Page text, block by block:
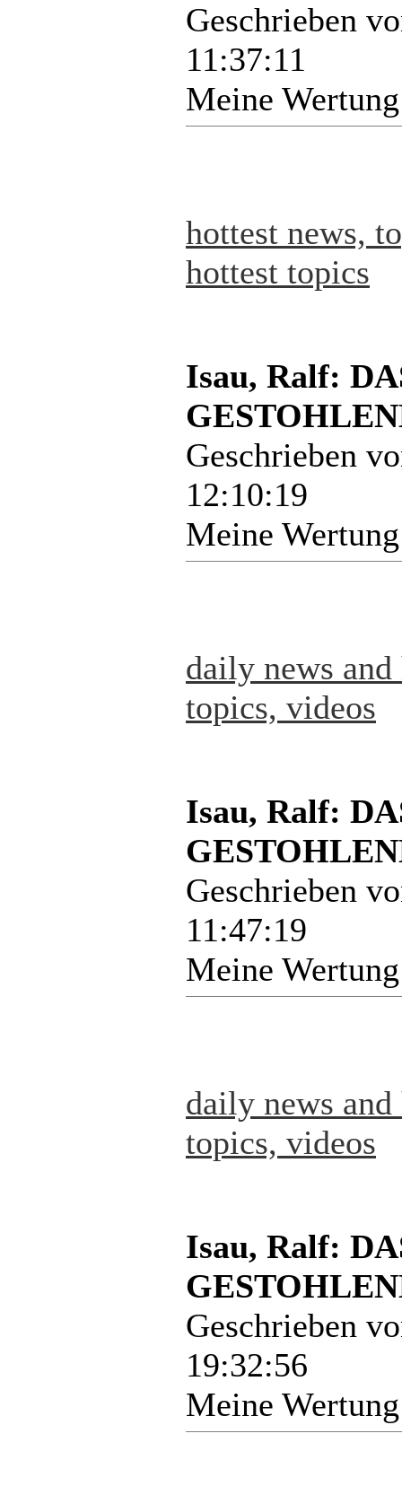
Geschrieben
11:37:11
Meine
hottest news,
hottest topics
Isau, Ralf:
Geschrieben
12:10:19
Meine
daily news
topics, videos
Isau, Ralf:
Geschrieben
11:47:19
Meine
daily news
topics, videos
Isau, Ralf:
Geschrieben
19:32:56
Meine